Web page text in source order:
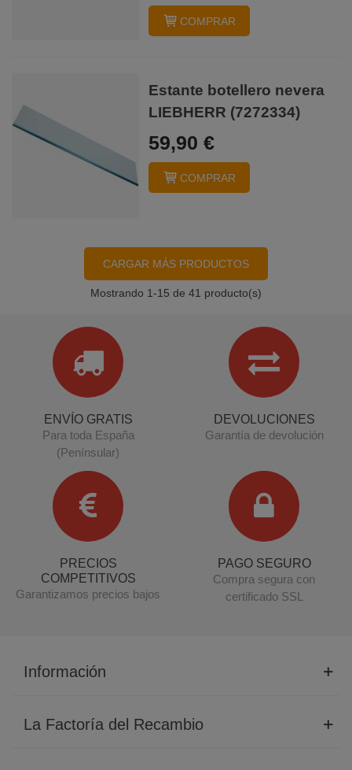
COMPRAR
Estante botellero nevera
LIEBHERR (7272334)
59,90 €
COMPRAR
CARGAR MÁS PRODUCTOS
Mostrando 1-15 de 41 producto(s)
ENVÍO GRATIS
Para toda España
(Penínsular)
DEVOLUCIONES
Garantía de devolución
PRECIOS
COMPETITIVOS
Garantizamos precios bajos
PAGO SEGURO
Compra segura con
certificado SSL
Información
La Factoría del Recambio